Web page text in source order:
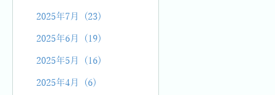
2025年7月 (23)
2025年6月 (19)
2025年5月 (16)
2025年4月 (6)